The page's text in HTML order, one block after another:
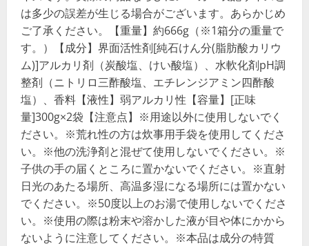
は多少の誤差が生じる場合がございます。あらかじめ
ご了承ください。【重量】約666g（※1箱分の重量で
す。）【成分】界面活性剤[純石けん分(脂肪酸カリウ
ム)]アルカリ剤（炭酸塩、けい酸塩）、水軟化剤pH調
整剤（ニトリロ三酢酸塩、エチレンジアミン四酢酸
塩）、香料【液性】弱アルカリ性【容量】[正味
量]300g×2袋【注意点】※用途以外に使用しないでく
ださい。※荒れ性の方は炊事用手袋を使用してくださ
い。※他の洗浄剤と混ぜて使用しないでください。※
子供の手の届くところに置かないでください。※直射
日光のあたる場所、高温多湿になる場所には置かない
でください。※50度以上のお湯で使用しないでくださ
い。※使用の際は粉末や溶かした液が目や体にかから
ないように注意してください。※本品は成分の特質